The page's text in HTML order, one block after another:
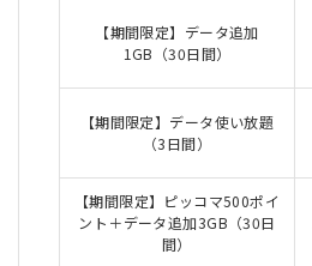
【期間限定】データ追加
1GB（30日間）
【期間限定】データ使い放題
（3日間）
【期間限定】ピッコマ500ポイ
ント＋データ追加3GB（30日
間）